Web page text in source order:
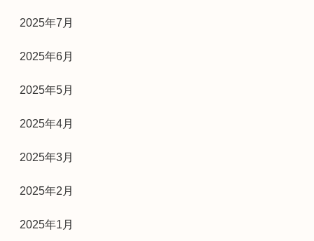
2025年7月
2025年6月
2025年5月
2025年4月
2025年3月
2025年2月
2025年1月